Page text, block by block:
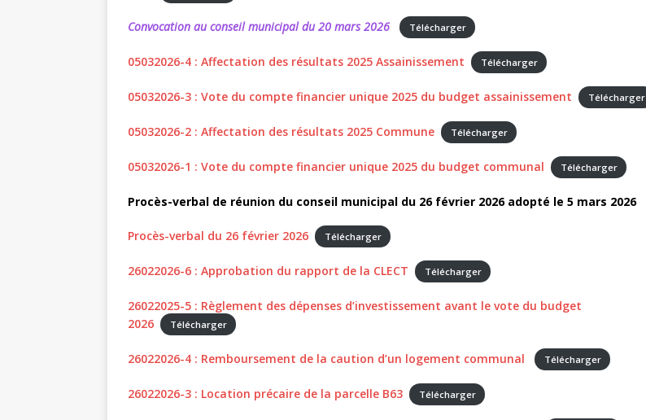
Convocation au conseil municipal du 20 mars 2026 Télécharger
05032026-4 : Affectation des résultats 2025 Assainissement Télécharger
05032026-3 : Vote du compte financier unique 2025 du budget assainissement Télécharger
05032026-2 : Affectation des résultats 2025 Commune Télécharger
05032026-1 : Vote du compte financier unique 2025 du budget communal Télécharger
Procès-verbal de réunion du conseil municipal du 26 février 2026 adopté le 5 mars 2026
Procès-verbal du 26 février 2026 Télécharger
26022026-6 : Approbation du rapport de la CLECT Télécharger
26022025-5 : Règlement des dépenses d’investissement avant le vote du budget
2026
Télécharger
26022026-4 : Remboursement de la caution d’un logement communal Télécharger
26022026-3 : Location précaire de la parcelle B63 Télécharger